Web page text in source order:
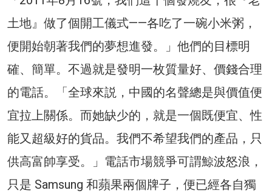
土地』做了個開工儀式——各吃了一碗小米粥，
便開始朝著我們的夢想進發。」他們的目標明
確、簡單。不過就是發明一枚質量好、價錢合理
的電話。「全球來説，中國的名聲總是與價值便
宜拉上關係。而她缺少的，就是一個既便宜、性
能又超級好的貨品。我們不希望我們的產品，只
供高富帥享受。」電話市場競爭可謂鯨波怒浪，
只是 Samsung 和蘋果兩個牌子，便已經各自獨